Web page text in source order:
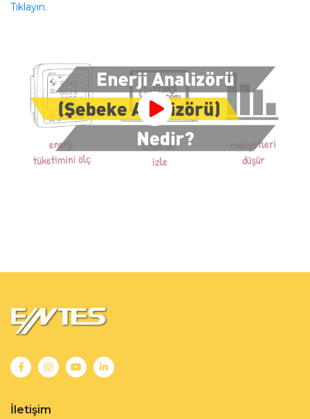
Tıklayın.
İletişim